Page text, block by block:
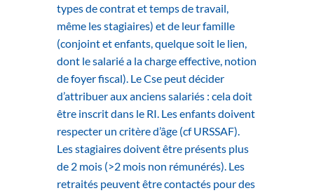
types de contrat et temps de travail,
même les stagiaires) et de leur famille
(conjoint et enfants, quelque soit le lien,
dont le salarié a la charge effective, notion
de foyer fiscal). Le Cse peut décider
d’attribuer aux anciens salariés : cela doit
être inscrit dans le RI. Les enfants doivent
respecter un critère d’âge (cf URSSAF).
Les stagiaires doivent être présents plus
de 2 mois (>2 mois non rémunérés). Les
retraités peuvent être contactés pour des